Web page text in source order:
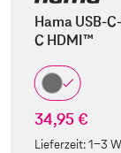
Hama USB-
C HDMI™
34,95 €
Lieferzeit:1-3